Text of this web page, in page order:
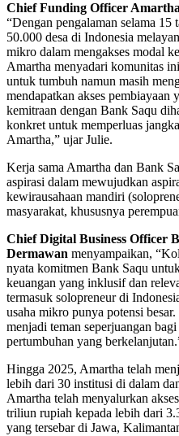
Chief Funding Officer
“Dengan pengalaman selama
50.000 desa di Indonesia
mikro dalam mengakses modal
Amartha menyadari komunitas
untuk tumbuh namun masih
mendapatkan akses pembiayaan
kemitraan dengan Bank Saqu
konkret untuk memperluas
Amartha,” ujar Julie.
Kerja sama Amartha dan Bank
aspirasi dalam mewujudkan
kewirausahaan mandiri
masyarakat, khususnya
Chief Digital Business Officer
Dermawan menyampaikan,
nyata komitmen Bank Saqu
keuangan yang inklusif dan
termasuk solopreneur di
usaha mikro punya potensi
menjadi teman seperjuangan
pertumbuhan yang
Hingga 2025, Amartha telah
lebih dari 30 institusi di dalam
Amartha telah menyalurkan
triliun rupiah kepada lebih dari
yang tersebar di Jawa,